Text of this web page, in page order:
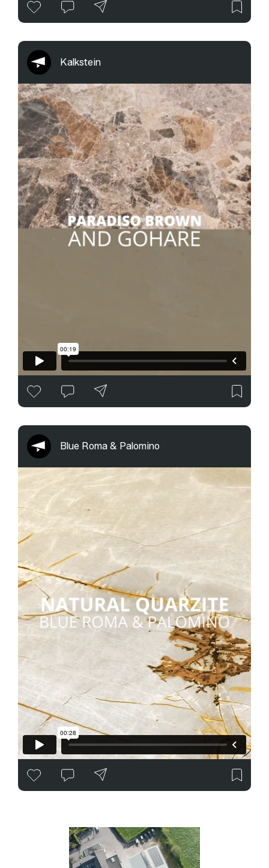
Kalkstein
Blue Roma & Palomino